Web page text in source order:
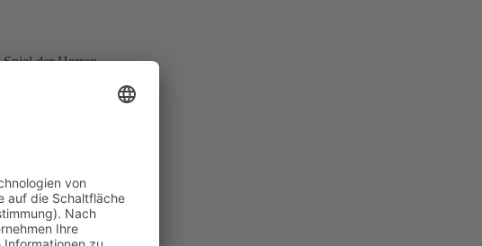
Spiel der Herren …